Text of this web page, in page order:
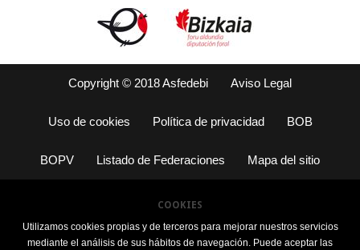
Copyright © 2018 Asfedebi Aviso Legal
Uso de cookies Política de privacidad BOB
BOPV Listado de Federaciones Mapa del sitio
COOKIES
Utilizamos cookies propias y de terceros para mejorar nuestros servicios
mediante el análisis de sus hábitos de navegación. Puede aceptar las